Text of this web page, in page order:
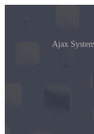
Ajax